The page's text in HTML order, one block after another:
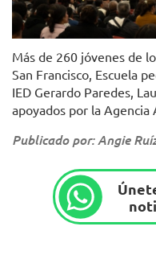
Más de 260 jóvenes de
San Francisco, Escuela
IED Gerardo Paredes,
apoyados por la Agencia
Publicado por: Angie